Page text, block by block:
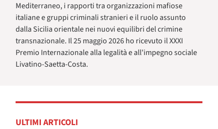
Mediterraneo, i rapporti tra organizzazioni mafiose
italiane e gruppi criminali stranieri e il ruolo assunto
dalla Sicilia orientale nei nuovi equilibri del crimine
transnazionale. Il 25 maggio 2026 ho ricevuto il XXXI
Premio Internazionale alla legalità e all'impegno sociale
Livatino-Saetta-Costa.
ULTIMI ARTICOLI